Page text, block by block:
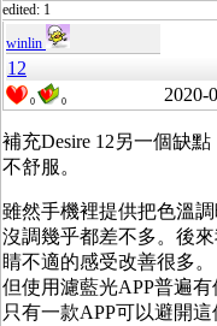
edited: 1
winlin
12
0 0 2020-
補充Desire 12另一個缺
不舒服。
雖然手機裡提供把色溫
沒調幾乎都差不多。後
睛不適的感受改善很多。
但使用濾藍光APP普遍
只有一款APP可以避開